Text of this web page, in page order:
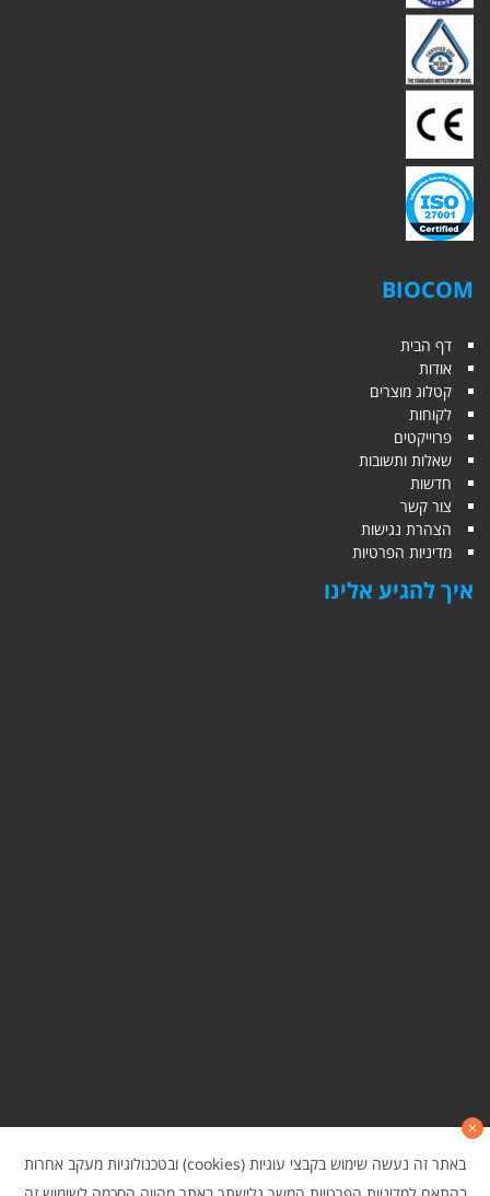
BIOCOM
דף הבית
אודות
קטלוג מוצרים
לקוחות
פרוייקטים
שאלות ותשובות
חדשות
צור קשר
הצהרת נגישות
מדיניות הפרטיות
איך להגיע אלינו
באתר זה נעשה שימוש בקבצי עוגיות (cookies) ובטכנולוגיות מעקב אחרות